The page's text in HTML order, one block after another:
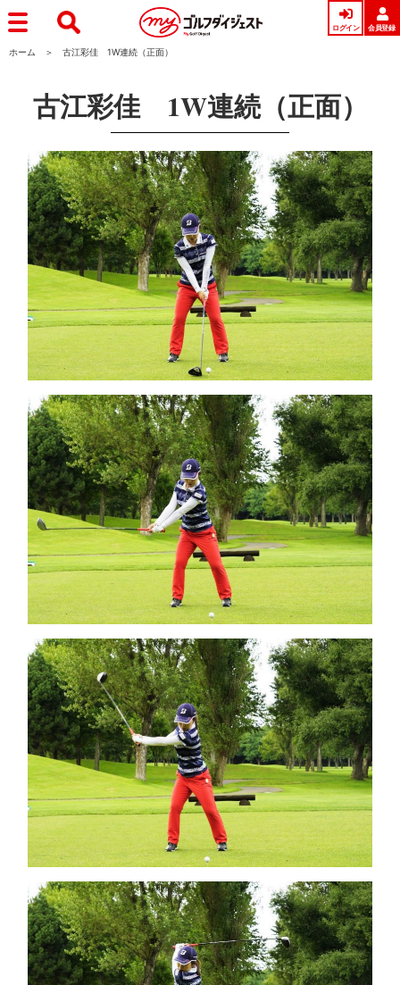
ログイン 会員登録
ホーム 古江彩佳 1W連続（正面）
古江彩佳 1W連続（正面）